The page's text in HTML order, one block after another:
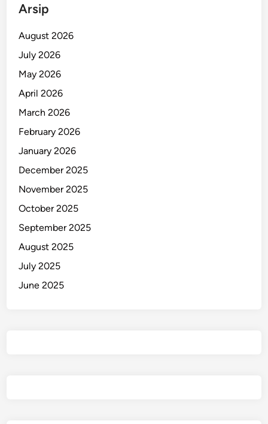
Arsip
August 2026
July 2026
May 2026
April 2026
March 2026
February 2026
January 2026
December 2025
November 2025
October 2025
September 2025
August 2025
July 2025
June 2025